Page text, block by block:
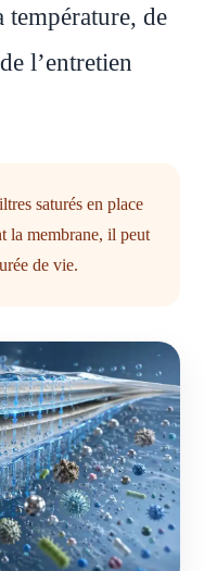
température, de
l’entretien
saturés en place
la membrane, il peut
de vie.